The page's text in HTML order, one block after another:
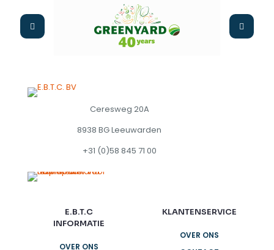
Ceresweg 20A
8938 BG Leeuwarden
+31 (0)58 845 71 00
E.B.T.C
INFORMATIE
OVER ONS
KLANTENSERVICE
OVER ONS